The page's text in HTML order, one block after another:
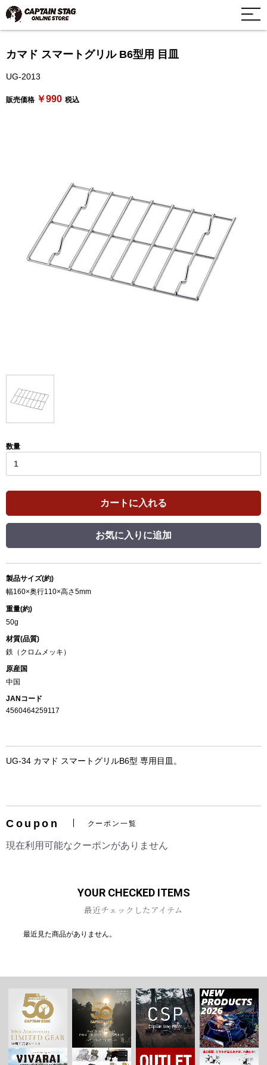
カマド スマートグリル B6型用 目皿
UG-2013
販売価格 ￥990 税込
数量
カートに入れる
お買い物を続ける カートへ進む
お気に入りに追加
製品サイズ(約)
幅160×奥行110×高さ5mm
重量(約)
50g
材質(品質)
鉄（クロムメッキ）
原産国
中国
JANコード
4560464259117
UG-34 カマド スマートグリルB6型 専用目皿。
Coupon クーポン一覧
現在利用可能なクーポンがありません
YOUR CHECKED ITEMS
最近チェックしたアイテム
最近見た商品がありません。